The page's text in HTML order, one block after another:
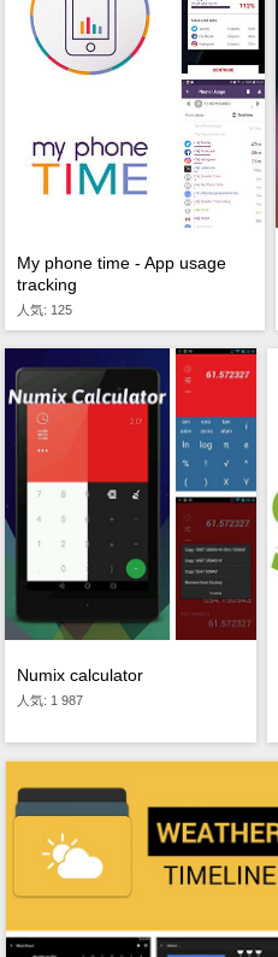
My phone time - App usage
tracking
人気: 125
Numix calculator
人気: 1 987